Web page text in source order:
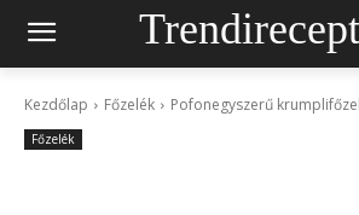
Kezdőlap Főzelék Pofonegyszerű
Főzelék